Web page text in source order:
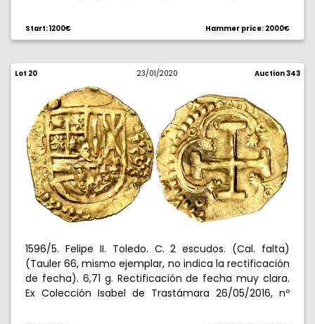
figuraba en la Colección Caballero de las Yndias.
Rarísima. ¿Única conocida?. MBC.
Start: 1200€ Hammer price: 2000€
Lot 20 23/01/2020 Auction 343
1596/5. Felipe II. Toledo. C. 2 escudos. (Cal. falta)
(Tauler 66, mismo ejemplar, no indica la rectificación
de fecha). 6,71 g. Rectificación de fecha muy clara.
Ex Colección Isabel de Trastámara 26/05/2016, nº